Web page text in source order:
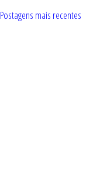
Postagens mais recentes